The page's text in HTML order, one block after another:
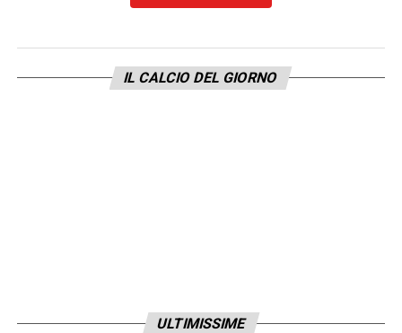
ranking. Alla competizione sono già
IL CALCIO DEL GIORNO
ULTIMISSIME